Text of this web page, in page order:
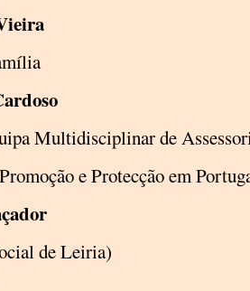
Multidisciplinar de
e Protecção em
de Leiria)